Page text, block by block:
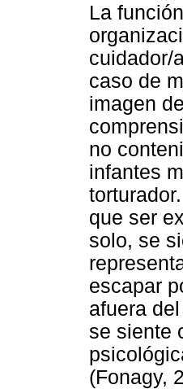
La
cuidador/
caso de
imagen
no
infantes
que ser
solo, se
escapar
afuera
se siente
(Fonagy,